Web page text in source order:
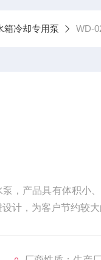
箱冷却专用泵 WD-
，产品具有体积小
计，为客户节约较大